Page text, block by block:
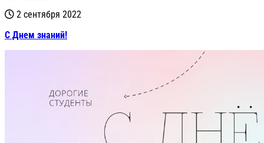
2 сентября 2022
С Днем знаний!